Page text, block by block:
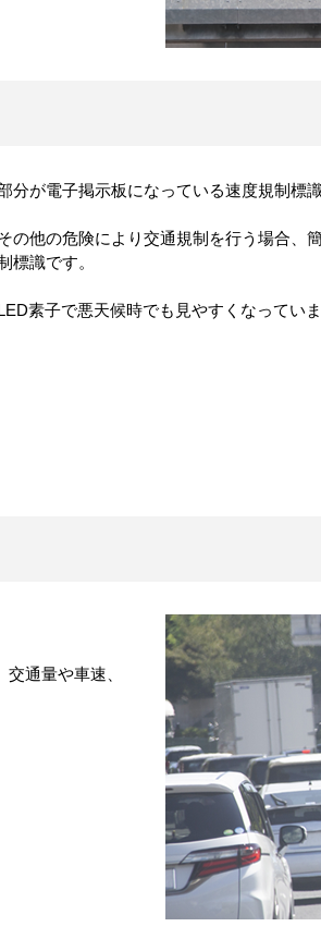
分が電子掲示板になっている速度規制標
の他の危険により交通規制を行う場合、
標識です。
素子で悪天候時でも見やすくなっていま
通量や車速、